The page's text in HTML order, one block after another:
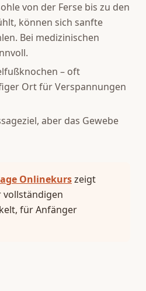
von der Ferse bis zu den
können sich sanfte
Bei medizinischen
– oft
Ort für Verspannungen
aber das Gewebe
Onlinekurszeigt
vollständigen
für Anfänger